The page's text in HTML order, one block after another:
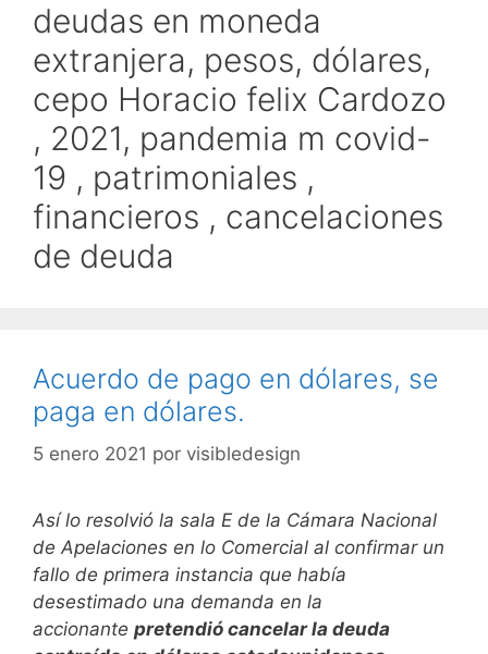
deudas en moneda
extranjera, pesos, dólares,
cepo Horacio felix Cardozo
, 2021, pandemia m covid-
19 , patrimoniales ,
financieros , cancelaciones
de deuda
Acuerdo de pago en dólares, se
paga en dólares.
5 enero 2021 por visibledesign
Así lo resolvió la sala E de la Cámara Nacional
de Apelaciones en lo Comercial al confirmar un
fallo de primera instancia que había
desestimado una demanda en la
accionante pretendió cancelar la deuda